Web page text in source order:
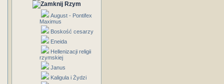
Rzym
August - Pontifex
Maximus
Boskość cesarzy
Eneida
Hellenizacji religii
rzymskiej
Janus
Kaligula i Żydzi